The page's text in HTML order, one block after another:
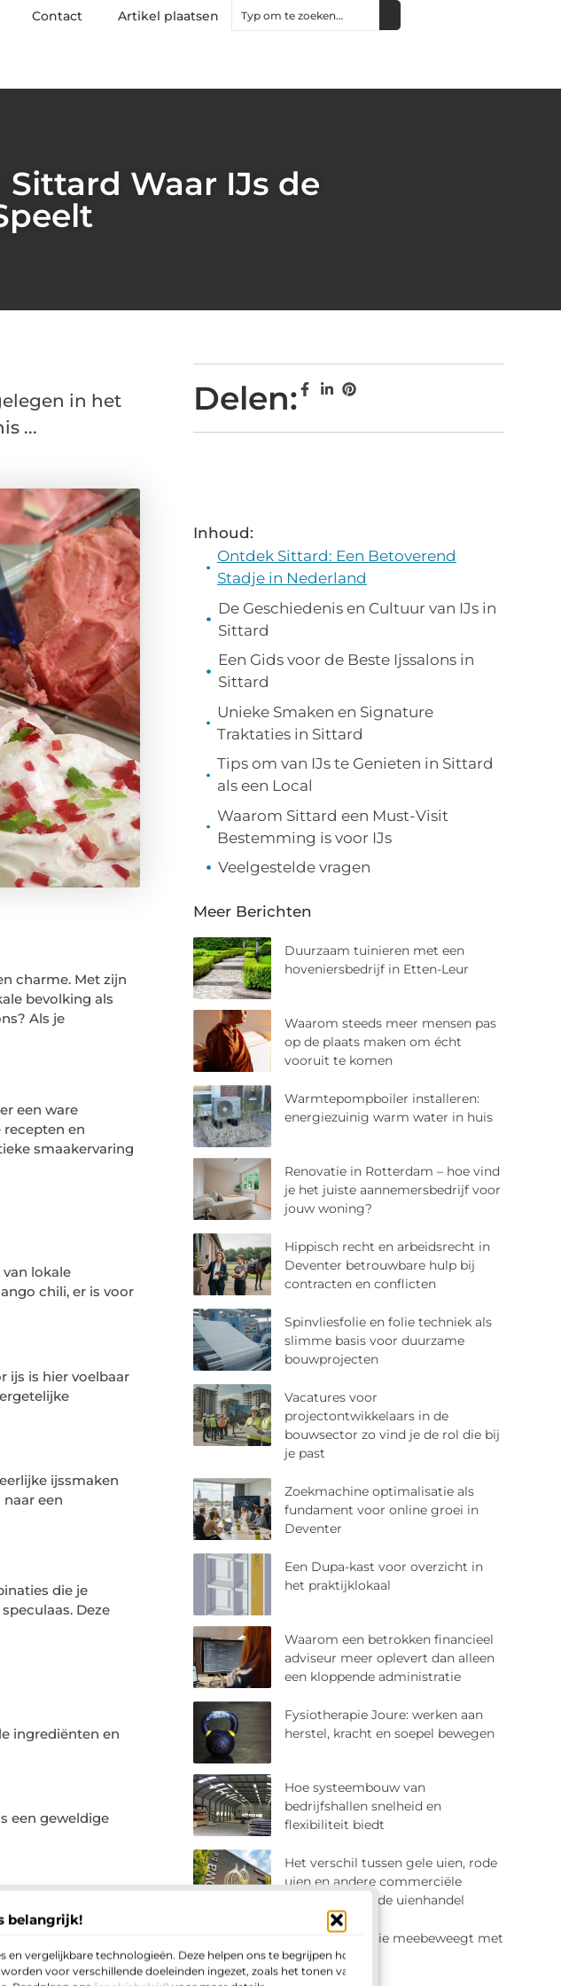
belangrijk!
vergelijkbare technologieën. Deze helpen ons te begrijpen hoe u
voor verschillende doeleinden ingezet, zoals het tonen van
Contact Artikel plaatsen
Waar IJs de
in het
...
charme. Met zijn
bevolking als
Als je
een ware
en
smaakervaring
lokale
chili, er is voor
ijs is hier voelbaar
ijssmaken
een
die je
Deze
ingrediënten en
een geweldige
in de hand?
Delen:
Inhoud:
Ontdek Sittard: Een Betoverend
Stadje in Nederland
De Geschiedenis en Cultuur van IJs in
Sittard
Een Gids voor de Beste Ijssalons in
Sittard
Unieke Smaken en Signature
Traktaties in Sittard
Tips om van IJs te Genieten in Sittard
als een Local
Waarom Sittard een Must-Visit
Bestemming is voor IJs
Veelgestelde vragen
Meer Berichten
Duurzaam tuinieren met een
hoveniersbedrijf in Etten-Leur
Waarom steeds meer mensen pas
op de plaats maken om écht
vooruit te komen
Warmtepompboiler installeren:
energiezuinig warm water in huis
Renovatie in Rotterdam – hoe vind
je het juiste aannemersbedrijf voor
jouw woning?
Hippisch recht en arbeidsrecht in
Deventer betrouwbare hulp bij
contracten en conflicten
Spinvliesfolie en folie techniek als
slimme basis voor duurzame
bouwprojecten
Vacatures voor
projectontwikkelaars in de
bouwsector zo vind je de rol die bij
je past
Zoekmachine optimalisatie als
fundament voor online groei in
Deventer
Een Dupa-kast voor overzicht in
het praktijklokaal
Waarom een betrokken financieel
adviseur meer oplevert dan alleen
een kloppende administratie
Fysiotherapie Joure: werken aan
herstel, kracht en soepel bewegen
Hoe systeembouw van
bedrijfshallen snelheid en
flexibiliteit biedt
Het verschil tussen gele uien, rode
uien en andere commerciële
uiensoorten in de uienhandel
Een werkplek die meebeweegt met
je dag